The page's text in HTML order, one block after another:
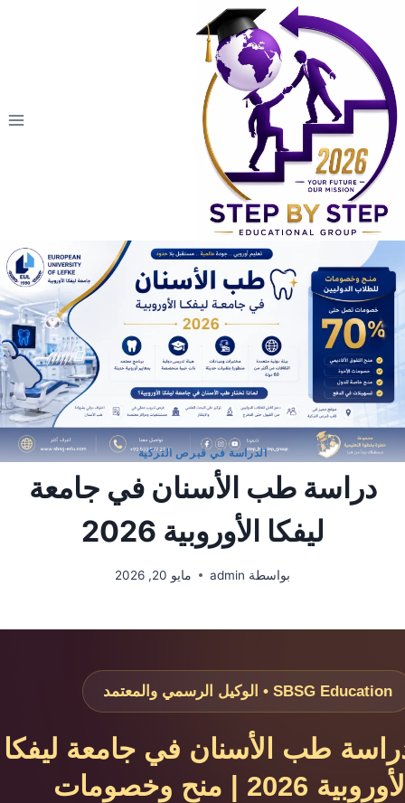
الدراسة في قبرص التركية
دراسة طب الأسنان في جامعة
ليفكا الأوروبية 2026
بواسطة admin مايو 20, 2026
SBSG Education • الوكيل الرسمي والمعتمد
طب الأسنان في جامعة ليفكا
الأوروبية 2026 | منح وخصومات